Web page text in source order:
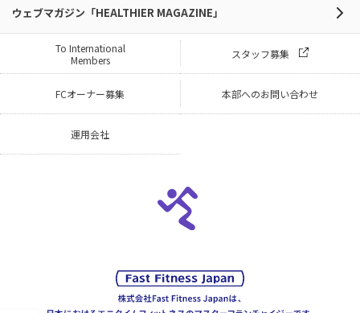
ウェブマガジン「HEALTHIER MAGAZINE」
To International
Members
スタッフ募集
FCオーナー募集 本部へのお問い合わせ
運用会社